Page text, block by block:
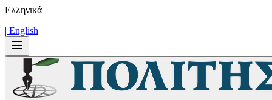
Ελληνικά
| Εnglish